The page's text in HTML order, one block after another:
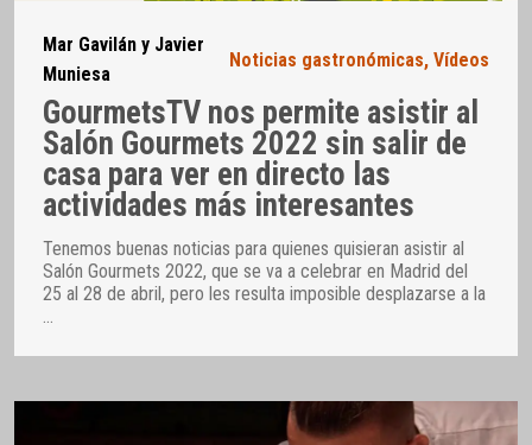
Mar Gavilán y Javier
Muniesa
Noticias gastronómicas, Vídeos
GourmetsTV nos permite asistir al
Salón Gourmets 2022 sin salir de
casa para ver en directo las
actividades más interesantes
Tenemos buenas noticias para quienes quisieran asistir al
Salón Gourmets 2022, que se va a celebrar en Madrid del
25 al 28 de abril, pero les resulta imposible desplazarse a la
…